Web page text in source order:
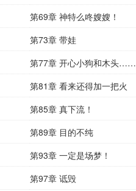
第69章 神特么咚嫂嫂！
第73章 带娃
第77章 开心小狗和木头……
第81章 看来还得加一把火
第85章 真下流！
第89章 目的不纯
第93章 一定是场梦！
第97章 诋毁